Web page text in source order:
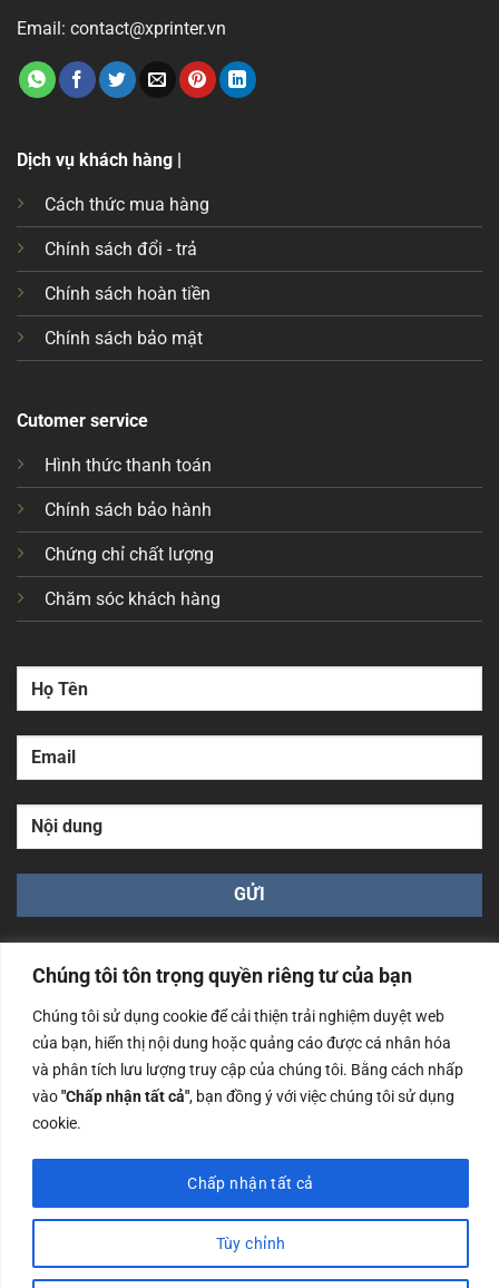
Chúng tôi tôn trọng quyền riêng tư của bạn
Chúng tôi sử dụng cookie để cải thiện trải nghiệm duyệt web
của bạn, hiển thị nội dung hoặc quảng cáo được cá nhân hóa
và phân tích lưu lượng truy cập của chúng tôi. Bằng cách nhấp
vào"Chấp nhận tất cả", bạn đồng ý với việc chúng tôi sử dụng
cookie.
Tùy chỉnh
Chấp nhận tất cả
Email: contact@xprinter.vn
Dịch vụ khách hàng |
Cách thức mua hàng
Chính sách đổi - trả
Chính sách hoàn tiền
Chính sách bảo mật
Cutomer service
Hình thức thanh toán
Chính sách bảo hành
Chứng chỉ chất lượng
Chăm sóc khách hàng
Công ty TNHH Nam Bình Xương - Số ĐKKD: 0108783483
cấp ngày 14/06/2019 bởi Sở Kế Hoạch và Đầu Tư Tp. Hà
Nội
Copyrights @2023 Nam Binh Xuong. All Rights Reserved